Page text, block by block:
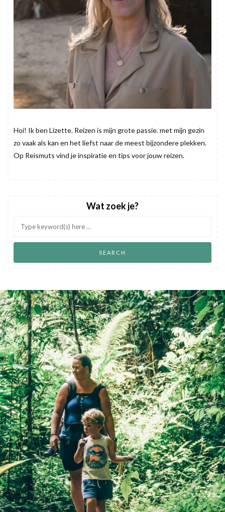
Hoi! Ik ben Lizette. Reizen is mijn grote passie. met mijn gezin
zo vaak als kan en het liefst naar de meest bijzondere plekken.
Op Reismuts vind je inspiratie en tips voor jouw reizen.
Wat zoek je?